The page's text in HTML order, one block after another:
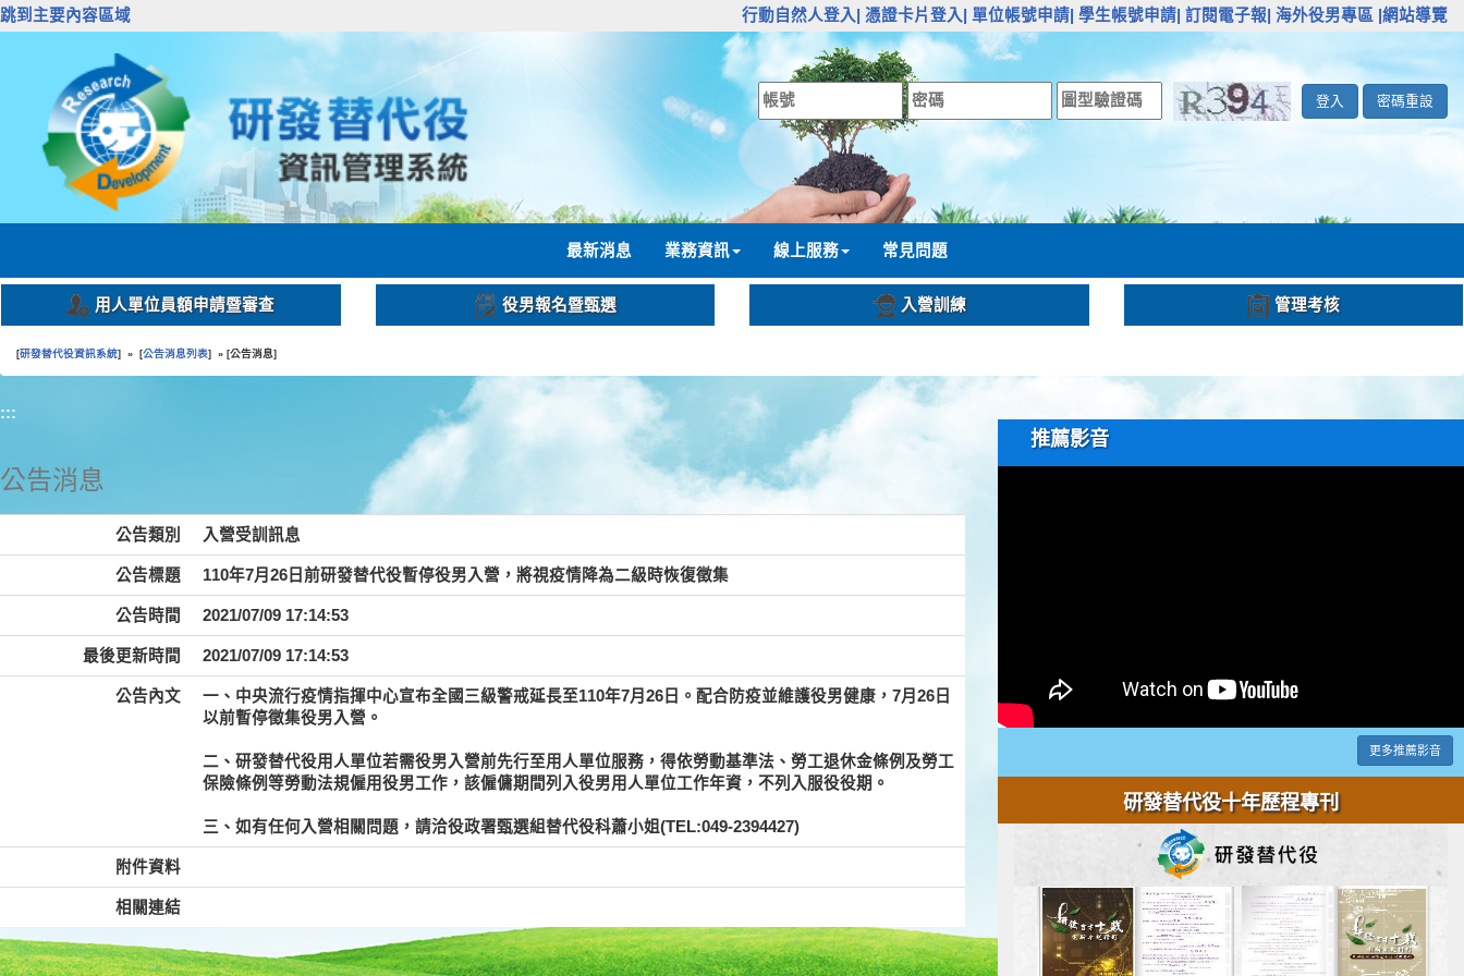
跳到主要內容區域 行動自然人登入| 憑證卡片登入| 單位帳號申請| 學生帳號申請| 訂閱電子報| 海外役男專區 |網站導覽
登入 密碼重設
最新消息 業務資訊 線上服務 常見問題
用人單位員額申請暨審查 役男報名暨甄選 入營訓練 管理考核
[研發替代役資訊系統] » [公告消息列表] » [公告消息]
:::
公告消息
公告類別 入營受訓訊息
公告標題 110年7月26日前研發替代役暫停役男入營，將視疫情降為二級時恢復徵集
公告時間 2021/07/09 17:14:53
最後更新時間 2021/07/09 17:14:53
公告內文
一、中央流行疫情指揮中心宣布全國三級警戒延長至110年7月26日。配合防疫並維護役男健康，7月26日
以前暫停徵集役男入營。
二、研發替代役用人單位若需役男入營前先行至用人單位服務，得依勞動基準法、勞工退休金條例及勞工
保險條例等勞動法規僱用役男工作，該僱傭期間列入役男用人單位工作年資，不列入服役役期。
三、如有任何入營相關問題，請洽役政署甄選組替代役科蕭小姐(TEL:049-2394427)
附件資料
相關連結
推薦影音
更多推薦影音
研發替代役十年歷程專刊